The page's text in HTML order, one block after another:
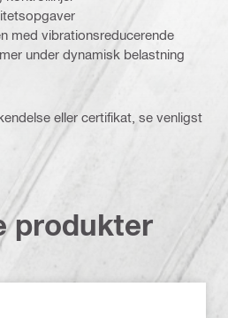
med vibrationsreducerende
under dynamisk belastning
eller certifikat, se venligst
produkter